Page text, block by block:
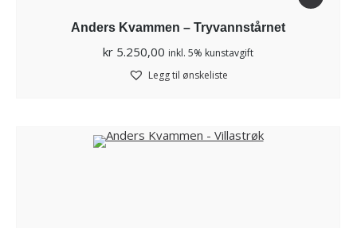
Anders Kvammen – Tryvannstårnet
kr 5.250,00 inkl. 5% kunstavgift
Legg til ønskeliste